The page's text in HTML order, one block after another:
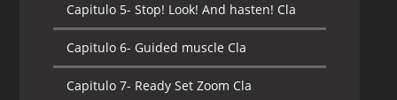
Capitulo 5- Stop! Look! And hasten! Cla
Capitulo 6- Guided muscle Cla
Capitulo 7- Ready Set Zoom Cla